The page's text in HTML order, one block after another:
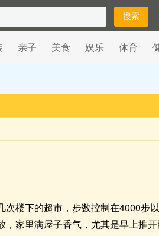
亲子 美食 娱乐 体育
楼下的超市，步数控制在4000步
家里满屋子香气，尤其是早上推